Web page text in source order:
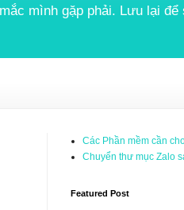
mình gặp phải. Lưu lại để
Các Phần mềm cần
Chuyển thư mục Zalo
Featured Post